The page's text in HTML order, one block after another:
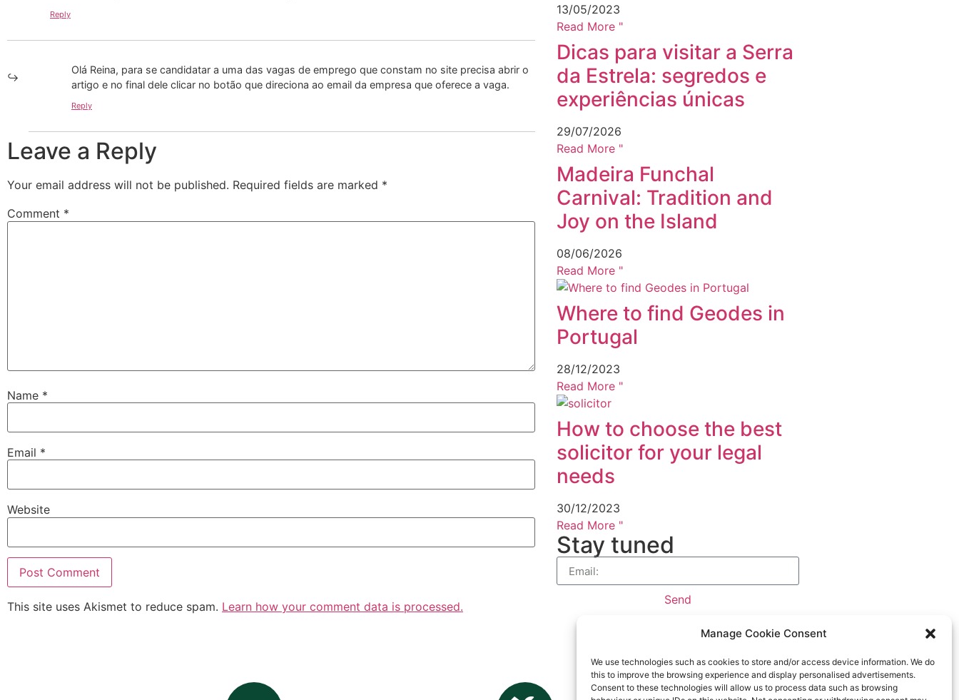
Manage Cookie Consent
We use technologies such as cookies to store and/or access device information. We do
this to improve the browsing experience and display personalised advertisements.
Consent to these technologies will allow us to process data such as browsing
Reply
Olá Reina, para se candidatar a uma das vagas de emprego que constam no site precisa abrir o
artigo e no final dele clicar no botão que direciona ao email da empresa que oferece a vaga.
Reply
Leave a Reply
Your email address will not be published. Required fields are marked *
Comment *
Name *
Email *
Website
This site uses Akismet to reduce spam. Learn how your comment data is processed.
13/05/2023
Read More "
Dicas para visitar a Serra
da Estrela: segredos e
experiências únicas
29/07/2026
Read More "
Madeira Funchal
Carnival: Tradition and
Joy on the Island
08/06/2026
Read More "
Where to find Geodes in
Portugal
28/12/2023
Read More "
How to choose the best
solicitor for your legal
needs
30/12/2023
Read More "
Stay tuned
Send